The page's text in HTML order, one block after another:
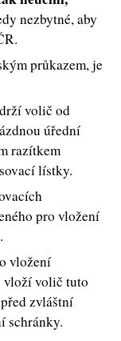
nezbytné, aby
průkazem, je
volič od
úřední
razítkem
lístky.
pro vložení
vložení
vloží volič tuto
zvláštní
schránky.